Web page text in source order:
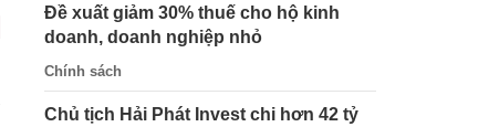
Đề xuất giảm 30% thuế cho hộ kinh
doanh, doanh nghiệp nhỏ
Chính sách
Chủ tịch Hải Phát Invest chi hơn 42 tỷ